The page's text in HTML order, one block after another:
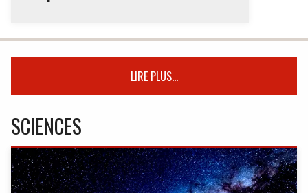
LIRE PLUS...
SCIENCES